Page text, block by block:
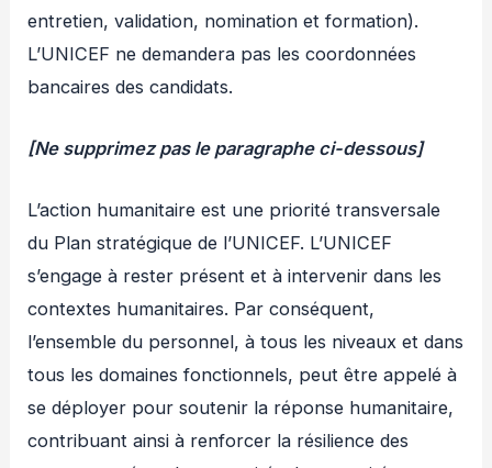
entretien, validation, nomination et formation).
L’UNICEF ne demandera pas les coordonnées
bancaires des candidats.
[Ne supprimez pas le paragraphe ci-dessous]
L’action humanitaire est une priorité transversale
du Plan stratégique de l’UNICEF. L’UNICEF
s’engage à rester présent et à intervenir dans les
contextes humanitaires. Par conséquent,
l’ensemble du personnel, à tous les niveaux et dans
tous les domaines fonctionnels, peut être appelé à
se déployer pour soutenir la réponse humanitaire,
contribuant ainsi à renforcer la résilience des